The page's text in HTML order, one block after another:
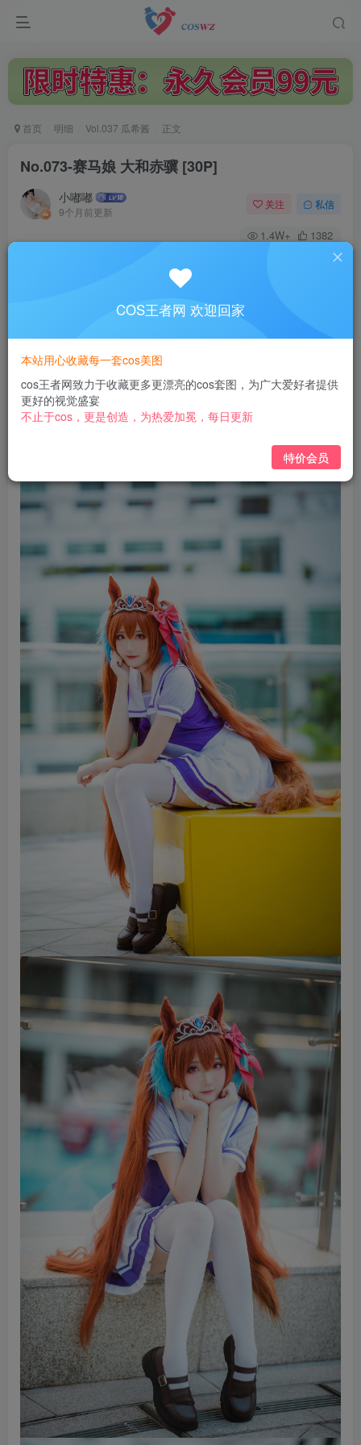
首页 明细 Vol.037 瓜希酱 正文
No.073-赛马娘 大和赤骥 [30P]
小嘟嘟
9个月前更新
关注 私信
1.4W+ 1382
No.073-赛马娘 大和赤骥 [30P]
此内容为付费阅读，请付费后查看
3
黄金会员免费 钻石会员 免费
立即购买
COS王者网 欢迎回家
本站用心收藏每一套cos美图
cos王者网致力于收藏更多更漂亮的cos套图，为广大爱好者提供
更好的视觉盛宴
不止于cos，更是创造，为热爱加冕，每日更新
特价会员